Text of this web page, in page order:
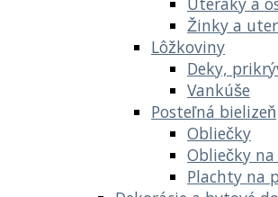
Žinky a
Lôžkoviny
Deky,
Vankúše
Posteľná bielizeň
Obliečky
Obliečky
Plachty na